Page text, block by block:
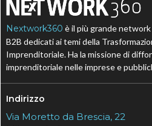
Nextwork360 è il più grande
B2B dedicati ai temi della
Imprenditoriale. Ha la missione di
imprenditoriale nelle imprese e
Indirizzo
Via Moretto da Brescia, 22